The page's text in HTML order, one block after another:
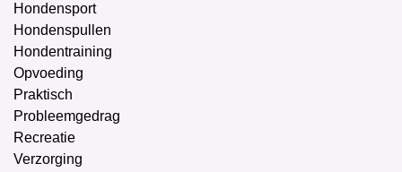
Hondensport
Hondenspullen
Hondentraining
Opvoeding
Praktisch
Probleemgedrag
Recreatie
Verzorging